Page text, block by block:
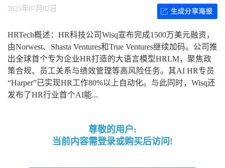
2025年07月02日
HRTech概述：HR科技公司Wisq宣布完成1500万美元融资，
由Norwest、Shasta Ventures和True Ventures继续加码。公司推
出全球首个专为企业HR打造的大语言模型HRLM，聚焦政
策合规、员工关系与绩效管理等高风险任务。其AI HR专员
“Harper”已实现HR工作80%以上自动化。与此同时，Wisq还
发布了HR行业首个AI能...
尊敬的用户:
当前内容需登录或购买后访问!